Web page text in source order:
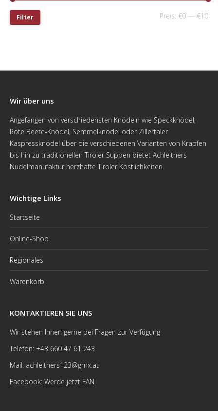
Filter Preis: €0 — €10
Wir über uns
Angefangen von verschiedensten Knödeln wie Speckknödel,
Rote Beete-Knödel, Semmelknödel oder Zillertaler
Kaspressknödel über die verschiedenen Varianten von Krapfen
bis hin zu traditionellen Tiroler Suppen bietet Achleitners
Nudelmanufaktur herzhafte Tiroler Köstlichkeiten.
Wichtige Links
Startseite
Online-Shop
Regionales
Warenkorb
KONTAKTIEREN SIE UNS
Wir stehen Ihnen gerne bei Fragen zur Verfügung
Telefon: +43 660 47 61 243
Mail: achleitners123@gmx.at
Facebook: Werde jetzt FAN